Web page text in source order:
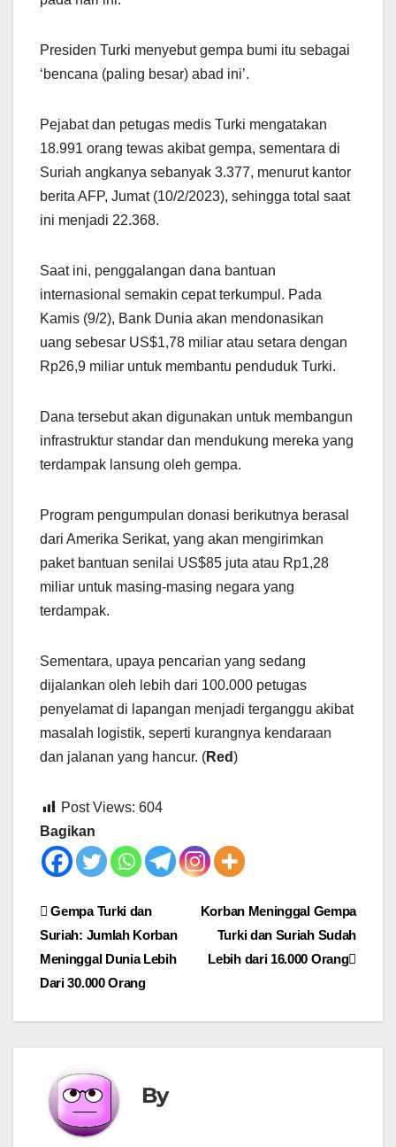
Presiden Turki menyebut gempa bumi itu sebagai
‘bencana (paling besar) abad ini’.
Pejabat dan petugas medis Turki mengatakan
18.991 orang tewas akibat gempa, sementara di
Suriah angkanya sebanyak 3.377, menurut kantor
berita AFP, Jumat (10/2/2023), sehingga total saat
ini menjadi 22.368.
Saat ini, penggalangan dana bantuan
internasional semakin cepat terkumpul. Pada
Kamis (9/2), Bank Dunia akan mendonasikan
uang sebesar US$1,78 miliar atau setara dengan
Rp26,9 miliar untuk membantu penduduk Turki.
Dana tersebut akan digunakan untuk membangun
infrastruktur standar dan mendukung mereka yang
terdampak lansung oleh gempa.
Program pengumpulan donasi berikutnya berasal
dari Amerika Serikat, yang akan mengirimkan
paket bantuan senilai US$85 juta atau Rp1,28
miliar untuk masing-masing negara yang
terdampak.
Sementara, upaya pencarian yang sedang
dijalankan oleh lebih dari 100.000 petugas
penyelamat di lapangan menjadi terganggu akibat
masalah logistik, seperti kurangnya kendaraan
dan jalanan yang hancur. (Red)
Post Views: 604
Bagikan
Post
navigation
Korban Meninggal Gempa
Turki dan Suriah Sudah
Lebih dari 16.000 Orang
Gempa Turki dan
Suriah: Jumlah Korban
Meninggal Dunia Lebih
Dari 30.000 Orang
By